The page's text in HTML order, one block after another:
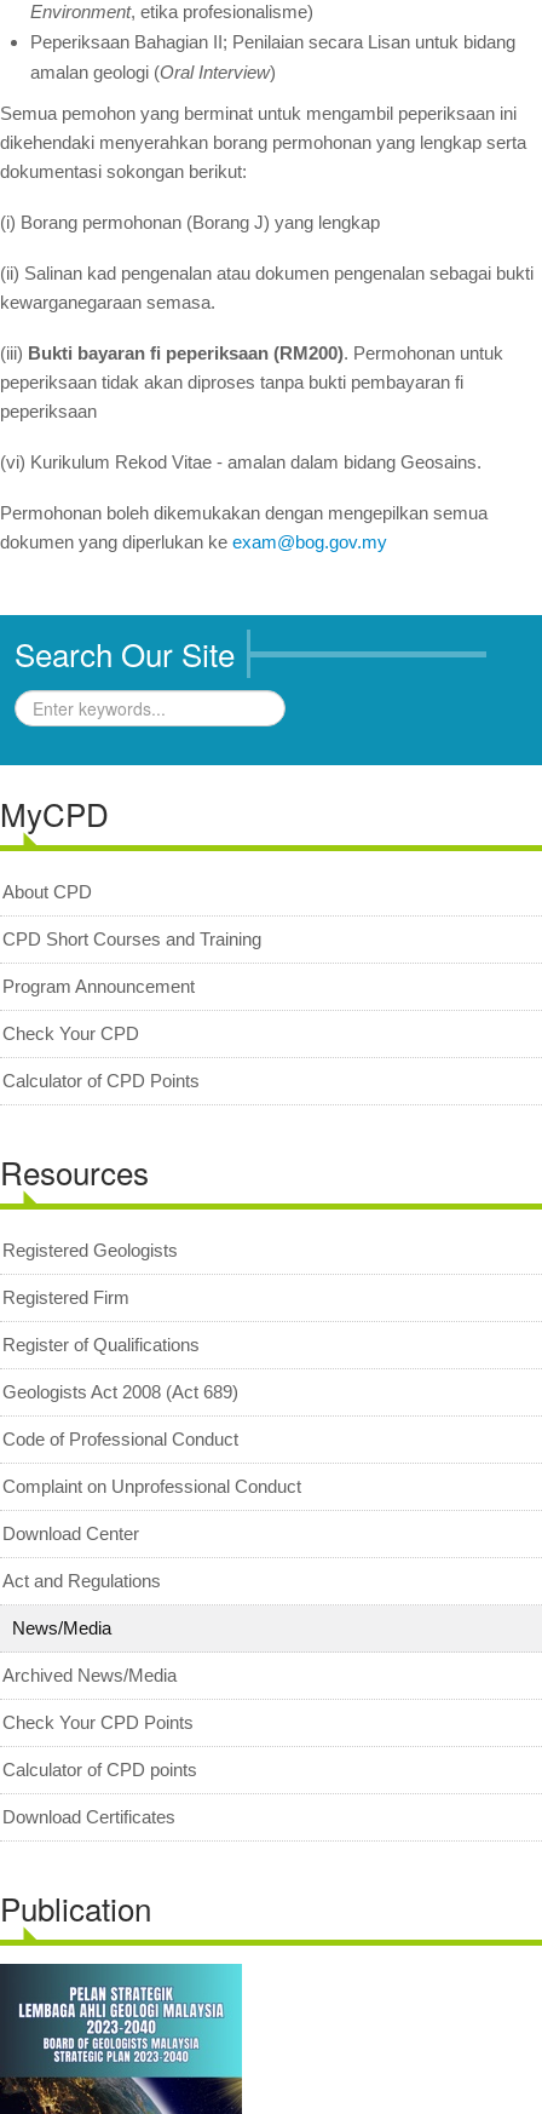
Registered Geologists
Registered Firm
Register of Qualifications
Geologists Act 2008 (Act 689)
For Geologists
For Practitioners
Download Center
Act and Regulations
Check Your CPD Points
Download Certificates
MyCPD
Exam
Environment, etika profesionalisme)
Peperiksaan Bahagian II; Penilaian secara Lisan untuk bidang
amalan geologi (Oral Interview)
Semua pemohon yang berminat untuk mengambil peperiksaan ini
dikehendaki menyerahkan borang permohonan yang lengkap serta
dokumentasi sokongan berikut:
(i) Borang permohonan (Borang J) yang lengkap
(ii) Salinan kad pengenalan atau dokumen pengenalan sebagai bukti
kewarganegaraan semasa.
(iii) Bukti bayaran fi peperiksaan (RM200). Permohonan untuk
peperiksaan tidak akan diproses tanpa bukti pembayaran fi
peperiksaan
(vi) Kurikulum Rekod Vitae - amalan dalam bidang Geosains.
Permohonan boleh dikemukakan dengan mengepilkan semua
dokumen yang diperlukan ke exam@bog.gov.my
Search Our Site
MyCPD
About CPD
CPD Short Courses and Training
Program Announcement
Check Your CPD
Calculator of CPD Points
Resources
Registered Geologists
Registered Firm
Register of Qualifications
Geologists Act 2008 (Act 689)
Code of Professional Conduct
Complaint on Unprofessional Conduct
Download Center
Act and Regulations
News/Media
Archived News/Media
Check Your CPD Points
Calculator of CPD points
Download Certificates
Publication